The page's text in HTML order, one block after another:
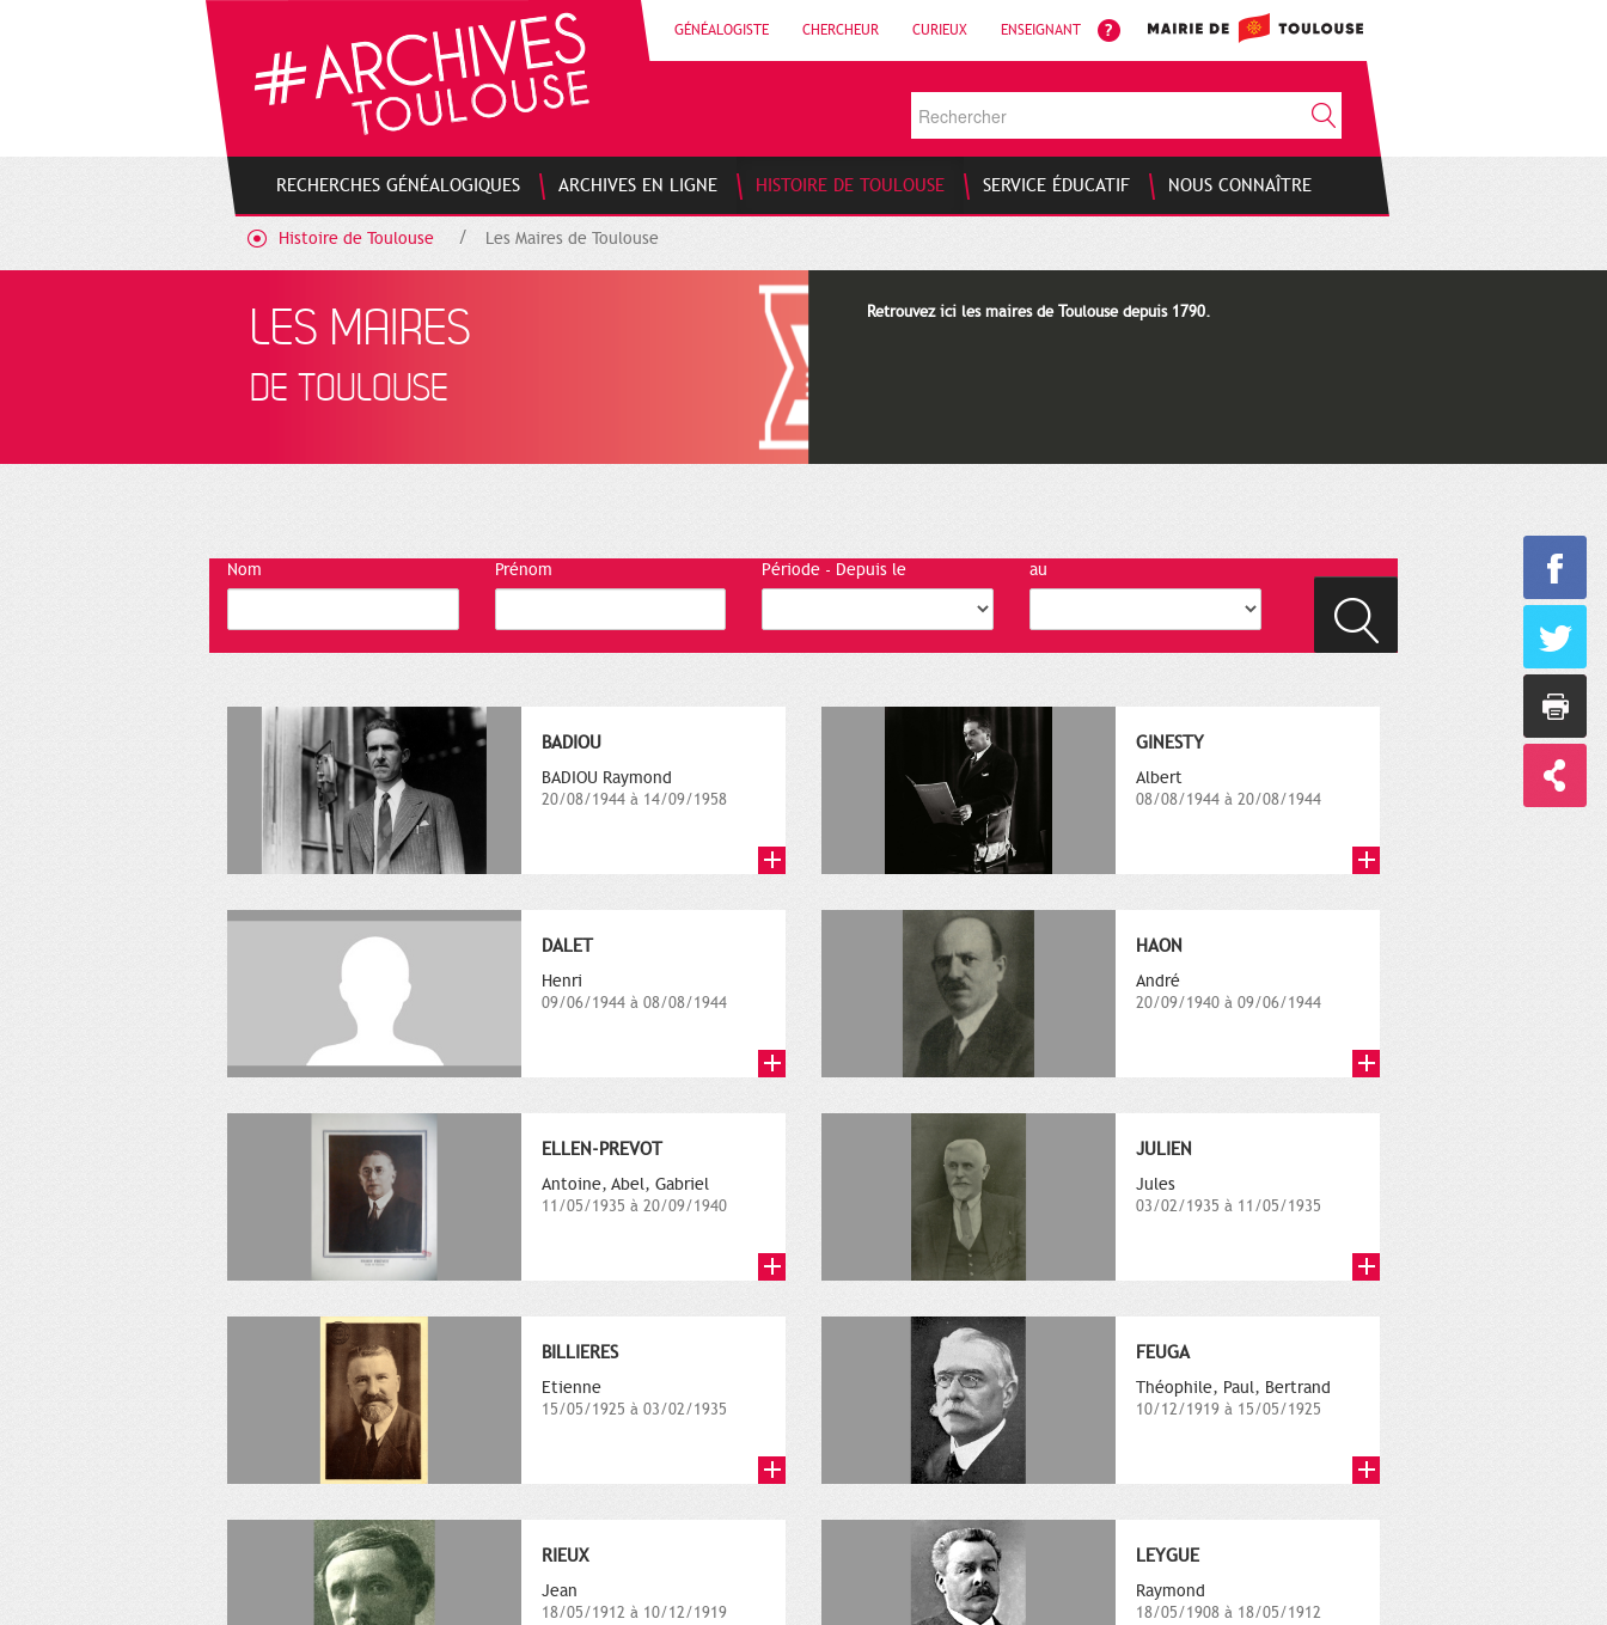
GÉNÉALOGISTE CHERCHEUR CURIEUX ENSEIGNANT
RECHERCHES GÉNÉALOGIQUES ARCHIVES EN LIGNE HISTOIRE DE TOULOUSE SERVICE ÉDUCATIF NOUS CONNAÎTRE
Histoire de Toulouse Les Maires de Toulouse
LES MAIRES
DE TOULOUSE
Retrouvez ici les maires de Toulouse depuis 1790.
Nom Prénom Période - Depuis le au
BADIOU
BADIOU Raymond
20/08/1944 à 14/09/1958
GINESTY
Albert
08/08/1944 à 20/08/1944
DALET
Henri
09/06/1944 à 08/08/1944
HAON
André
20/09/1940 à 09/06/1944
ELLEN-PREVOT
Antoine, Abel, Gabriel
11/05/1935 à 20/09/1940
JULIEN
Jules
03/02/1935 à 11/05/1935
BILLIERES
Etienne
15/05/1925 à 03/02/1935
FEUGA
Théophile, Paul, Bertrand
10/12/1919 à 15/05/1925
RIEUX
Jean
18/05/1912 à 10/12/1919
LEYGUE
Raymond
18/05/1908 à 18/05/1912
Cookies management panel